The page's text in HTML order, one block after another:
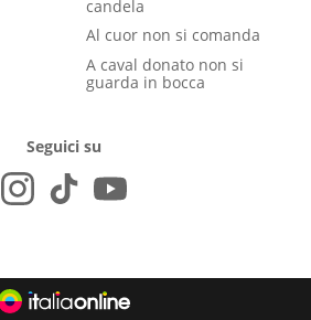
candela
Al cuor non si comanda
A caval donato non si
guarda in bocca
Seguici su